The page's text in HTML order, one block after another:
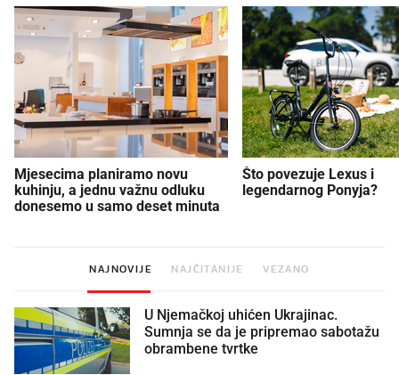
Mjesecima planiramo novu
kuhinju, a jednu važnu odluku
donesemo u samo deset minuta
Što povezuje Lexus i
legendarnog Ponyja?
NAJNOVIJE NAJČITANIJE VEZANO
U Njemačkoj uhićen Ukrajinac.
Sumnja se da je pripremao sabotažu
obrambene tvrtke